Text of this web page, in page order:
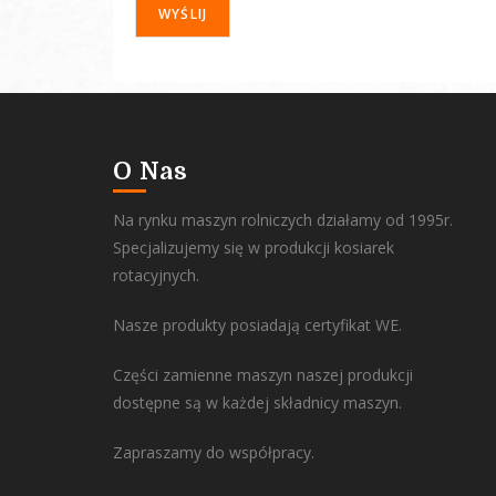
O Nas
Na rynku maszyn rolniczych działamy od 1995r.
Specjalizujemy się w produkcji kosiarek
rotacyjnych.
Nasze produkty posiadają certyfikat WE.
Części zamienne maszyn naszej produkcji
dostępne są w każdej składnicy maszyn.
Zapraszamy do współpracy.